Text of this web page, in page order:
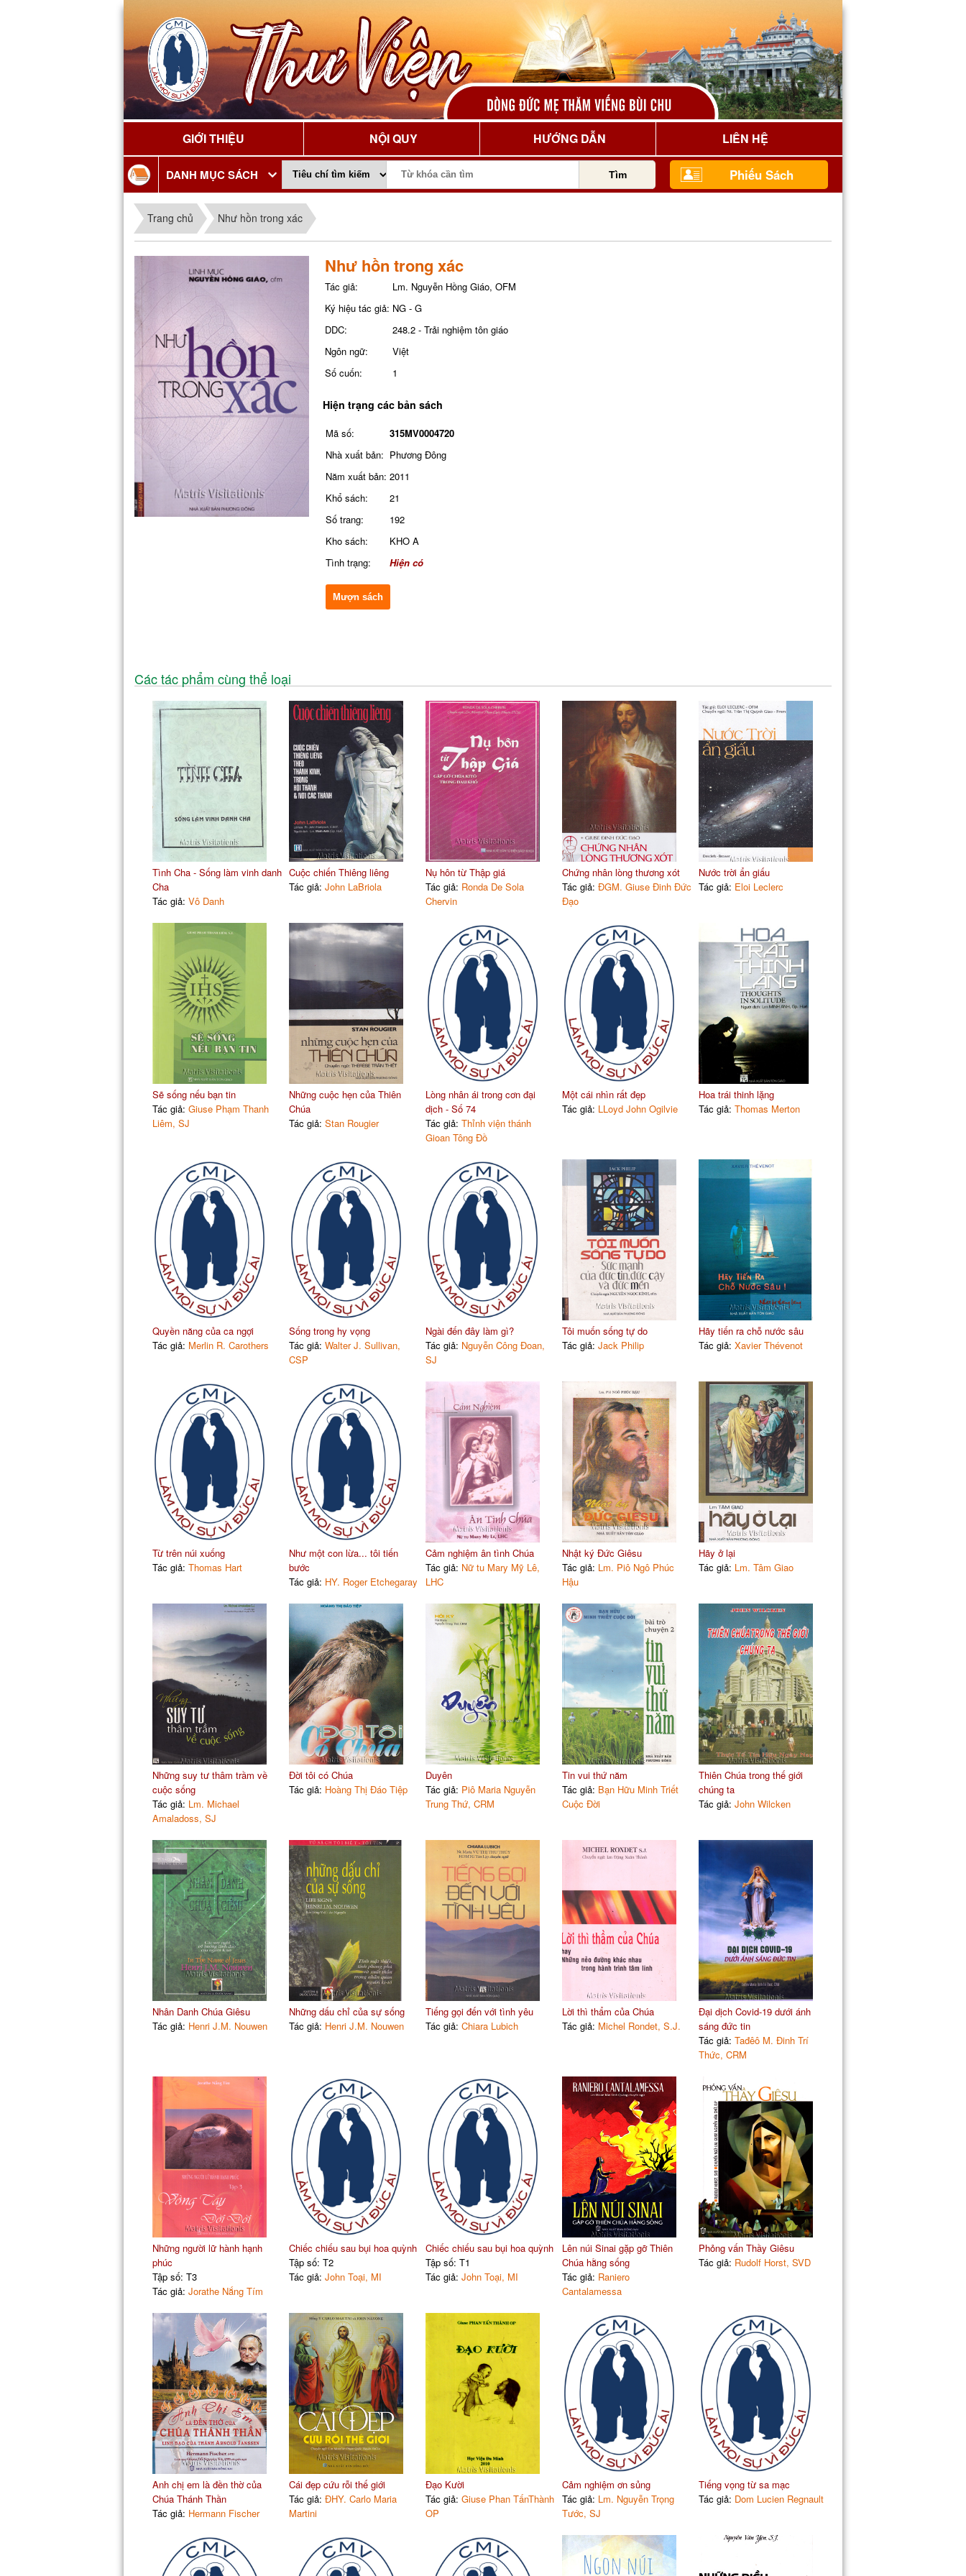
GIỚI THIỆU NỘI QUY HƯỚNG DẪN LIÊN HỆ
DANH MỤC SÁCH Tìm Phiếu Sách
Trang chủ Như hồn trong xác
Như hồn trong xác
Tác giả:
Lm. Nguyễn Hồng Giáo, OFM
Ký hiệu tác giả: NG - G
DDC:
248.2 - Trải nghiệm tôn giáo
Ngôn ngữ:
Việt
Số cuốn:
1
Hiện trạng các bản sách
Mã số:
315MV0004720
Nhà xuất bản: Phương Đông
Năm xuất bản: 2011
Khổ sách:
21
Số trang:
192
Kho sách:
KHO A
Tình trạng:
Hiện có
Mượn sách
Các tác phẩm cùng thể loại
Tình Cha - Sống làm vinh danh
Cha
Tác giả: Vô Danh
Cuộc chiến Thiêng liêng
Tác giả: John LaBriola
Nụ hôn từ Thập giá
Tác giả: Ronda De Sola
Chervin
Chứng nhân lòng thương xót
Tác giả: ĐGM. Giuse Đinh Đức
Đạo
Nước trời ẩn giấu
Tác giả: Eloi Leclerc
Sẽ sống nếu bạn tin
Tác giả: Giuse Phạm Thanh
Liêm, SJ
Những cuộc hẹn của Thiên
Chúa
Tác giả: Stan Rougier
Lòng nhân ái trong cơn đại
dịch - Số 74
Tác giả: Thỉnh viện thánh
Gioan Tông Đồ
Một cái nhìn rất đẹp
Tác giả: LLoyd John Ogilvie
Hoa trái thinh lặng
Tác giả: Thomas Merton
Quyền năng của ca ngợi
Tác giả: Merlin R. Carothers
Sống trong hy vọng
Tác giả: Walter J. Sullivan,
CSP
Ngài đến đây làm gì?
Tác giả: Nguyễn Công Đoan,
SJ
Tôi muốn sống tự do
Tác giả: Jack Philip
Hãy tiến ra chỗ nước sâu
Tác giả: Xavier Thévenot
Từ trên núi xuống
Tác giả: Thomas Hart
Như một con lừa... tôi tiến
bước
Tác giả: HY. Roger Etchegaray
Cảm nghiệm ân tình Chúa
Tác giả: Nữ tu Mary Mỹ Lê,
LHC
Nhật ký Đức Giêsu
Tác giả: Lm. Piô Ngô Phúc
Hậu
Hãy ở lại
Tác giả: Lm. Tâm Giao
Những suy tư thâm trầm về
cuộc sống
Tác giả: Lm. Michael
Amaladoss, SJ
Đời tôi có Chúa
Tác giả: Hoàng Thị Đáo Tiệp
Duyên
Tác giả: Piô Maria Nguyễn
Trung Thứ, CRM
Tin vui thứ năm
Tác giả: Bạn Hữu Minh Triết
Cuộc Đời
Thiên Chúa trong thế giới
chúng ta
Tác giả: John Wilcken
Nhân Danh Chúa Giêsu
Tác giả: Henri J.M. Nouwen
Những dấu chỉ của sự sống
Tác giả: Henri J.M. Nouwen
Tiếng gọi đến với tình yêu
Tác giả: Chiara Lubich
Lời thì thẩm của Chúa
Tác giả: Michel Rondet, S.J.
Đại dịch Covid-19 dưới ánh
sáng đức tin
Tác giả: Tađêô M. Đinh Trí
Thức, CRM
Những người lữ hành hạnh
phúc
Tập số: T3
Tác giả: Jorathe Nắng Tím
Chiếc chiếu sau bụi hoa quỳnh
Tập số: T2
Tác giả: John Toại, MI
Chiếc chiếu sau bụi hoa quỳnh
Tập số: T1
Tác giả: John Toại, MI
Lên núi Sinai gặp gỡ Thiên
Chúa hằng sống
Tác giả: Raniero
Cantalamessa
Phỏng vấn Thầy Giêsu
Tác giả: Rudolf Horst, SVD
Anh chị em là đền thờ của
Chúa Thánh Thần
Tác giả: Hermann Fischer
Cái đẹp cứu rỗi thế giới
Tác giả: ĐHY. Carlo Maria
Martini
Đạo Kười
Tác giả: Giuse Phan TấnThành
OP
Cảm nghiệm ơn sủng
Tác giả: Lm. Nguyễn Trọng
Tước, SJ
Tiếng vọng từ sa mạc
Tác giả: Dom Lucien Regnault